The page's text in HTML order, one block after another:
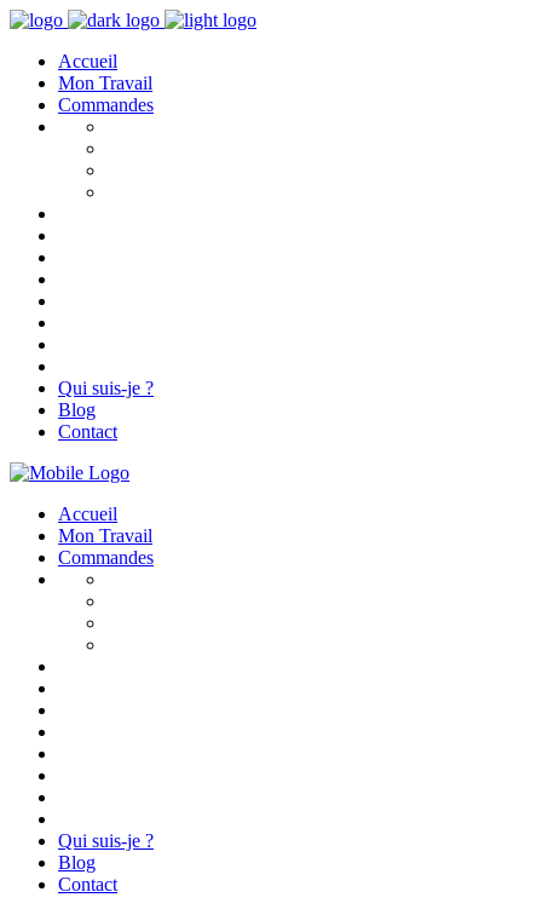
Accueil
Mon Travail
Commandes
Qui suis-je ?
Blog
Contact
Accueil
Mon Travail
Commandes
Qui suis-je ?
Blog
Contact